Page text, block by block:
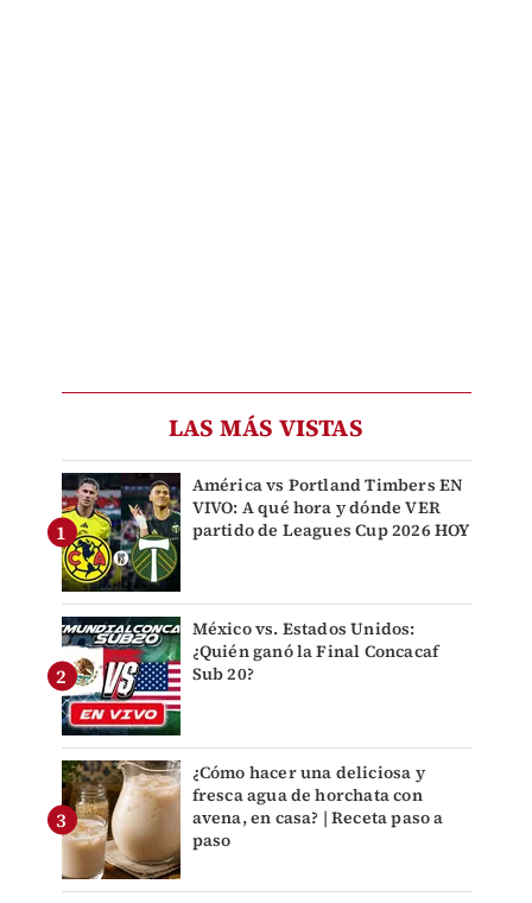
LAS MÁS VISTAS
América vs Portland Timbers EN
VIVO: A qué hora y dónde VER
partido de Leagues Cup 2026 HOY
México vs. Estados Unidos:
¿Quién ganó la Final Concacaf
Sub 20?
¿Cómo hacer una deliciosa y
fresca agua de horchata con
avena, en casa? | Receta paso a
paso